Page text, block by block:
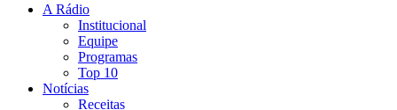
A Rádio
Institucional
Equipe
Programas
Top 10
Notícias
Receitas